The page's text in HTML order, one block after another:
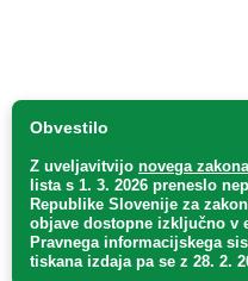
Obvestilo
Z uveljavitvijo novega
lista s 1. 3. 2026 preneslo
Republike Slovenije za
objave dostopne izključno v
Pravnega informacijskega
tiskana izdaja pa se z 28. 2.
Uradni list d. o. o. – v likvidaciji / Vse